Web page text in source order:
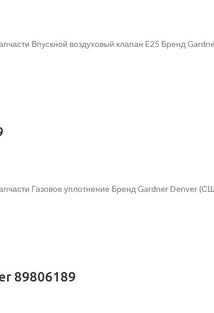
Впускной воздуховый клапан E25 Бренд
Газовое уплотнение Бренд Gardner Denver
89806189